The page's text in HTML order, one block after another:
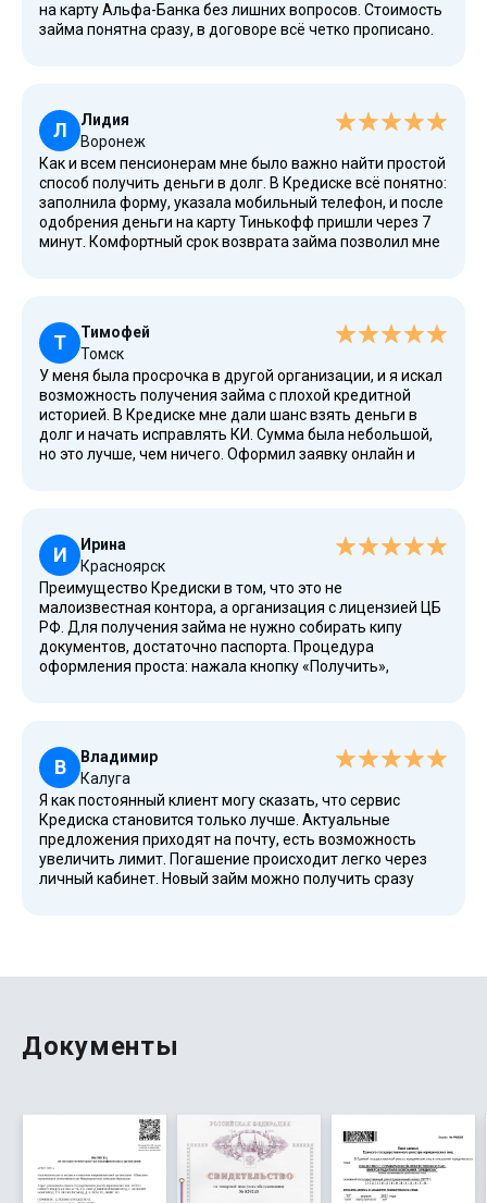
на карту Альфа-Банка без лишних вопросов. Стоимость
займа понятна сразу, в договоре всё четко прописано.
деньги.
Л
Лидия
Воронеж
Как и всем пенсионерам мне было важно найти простой
способ получить деньги в долг. В Кредиске всё понятно:
заполнила форму, указала мобильный телефон, и после
одобрения деньги на карту Тинькофф пришли через 7
минут. Комфортный срок возврата займа позволил мне
Т
Тимофей
Томск
У меня была просрочка в другой организации, и я искал
возможность получения займа с плохой кредитной
историей. В Кредиске мне дали шанс взять деньги в
долг и начать исправлять КИ. Сумма была небольшой,
но это лучше, чем ничего. Оформил заявку онлайн и
финансовой ситуации.
И
Ирина
Красноярск
Преимущество Кредиски в том, что это не
малоизвестная контора, а организация с лицензией ЦБ
РФ. Для получения займа не нужно собирать кипу
документов, достаточно паспорта. Процедура
оформления проста: нажала кнопку «Получить»,
первый заём предоставляется под 0% годовых.
В
Владимир
Калуга
Я как постоянный клиент могу сказать, что сервис
Кредиска становится только лучше. Актуальные
предложения приходят на почту, есть возможность
увеличить лимит. Погашение происходит легко через
личный кабинет. Новый займ можно получить сразу
Документы